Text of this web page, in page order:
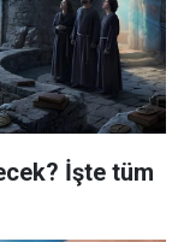
İşte tüm